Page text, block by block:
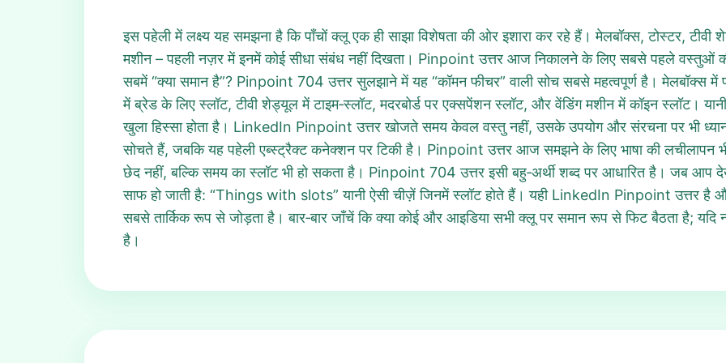
इस पहेली में लक्ष्य यह समझना है कि पाँचों क्लू एक ही साझा विशेषता की ओर इशारा कर रहे हैं। मेलबॉक्स, टोस्टर, टीवी
मशीन – पहली नज़र में इनमें कोई सीधा संबंध नहीं दिखता। Pinpoint उत्तर आज निकालने के लिए सबसे पहले
सबमें “क्या समान है”? Pinpoint 704 उत्तर सुलझाने में यह “कॉमन फीचर” वाली सोच सबसे महत्वपूर्ण है। मेलबॉक्स में
में ब्रेड के लिए स्लॉट, टीवी शेड्यूल में टाइम‑स्लॉट, मदरबोर्ड पर एक्सपेंशन स्लॉट, और वेंडिंग मशीन में कॉइन स्लॉट।
खुला हिस्सा होता है। LinkedIn Pinpoint उत्तर खोजते समय केवल वस्तु नहीं, उसके उपयोग और संरचना पर भी
सोचते हैं, जबकि यह पहेली एब्स्ट्रैक्ट कनेक्शन पर टिकी है। Pinpoint उत्तर आज समझने के लिए भाषा की लचीलापन
छेद नहीं, बल्कि समय का स्लॉट भी हो सकता है। Pinpoint 704 उत्तर इसी बहु‑अर्थी शब्द पर आधारित है। जब
साफ हो जाती है: “Things with slots” यानी ऐसी चीज़ें जिनमें स्लॉट होते हैं। यही LinkedIn Pinpoint उत्तर
सबसे तार्किक रूप से जोड़ता है। बार‑बार जाँचें कि क्या कोई और आइडिया सभी क्लू पर समान रूप से फिट बैठता है; यदि
है।